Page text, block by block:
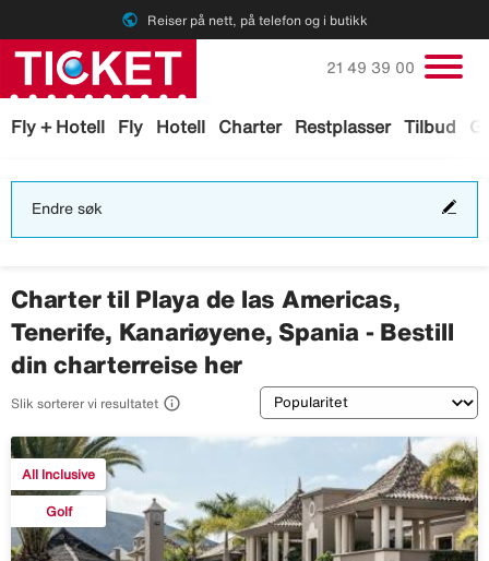
public Reiser på nett, på telefon og i butikk
Fly + Hotell Fly Hotell Charter Restplasser Tilbud
Ring oss på
21 49 39 00
Endre søk
Charter til Playa de las Americas,
Tenerife, Kanariøyene, Spania - Bestill
din charterreise her
Slik sorterer vi resultatet  Sortering
All Inclusive
Golf